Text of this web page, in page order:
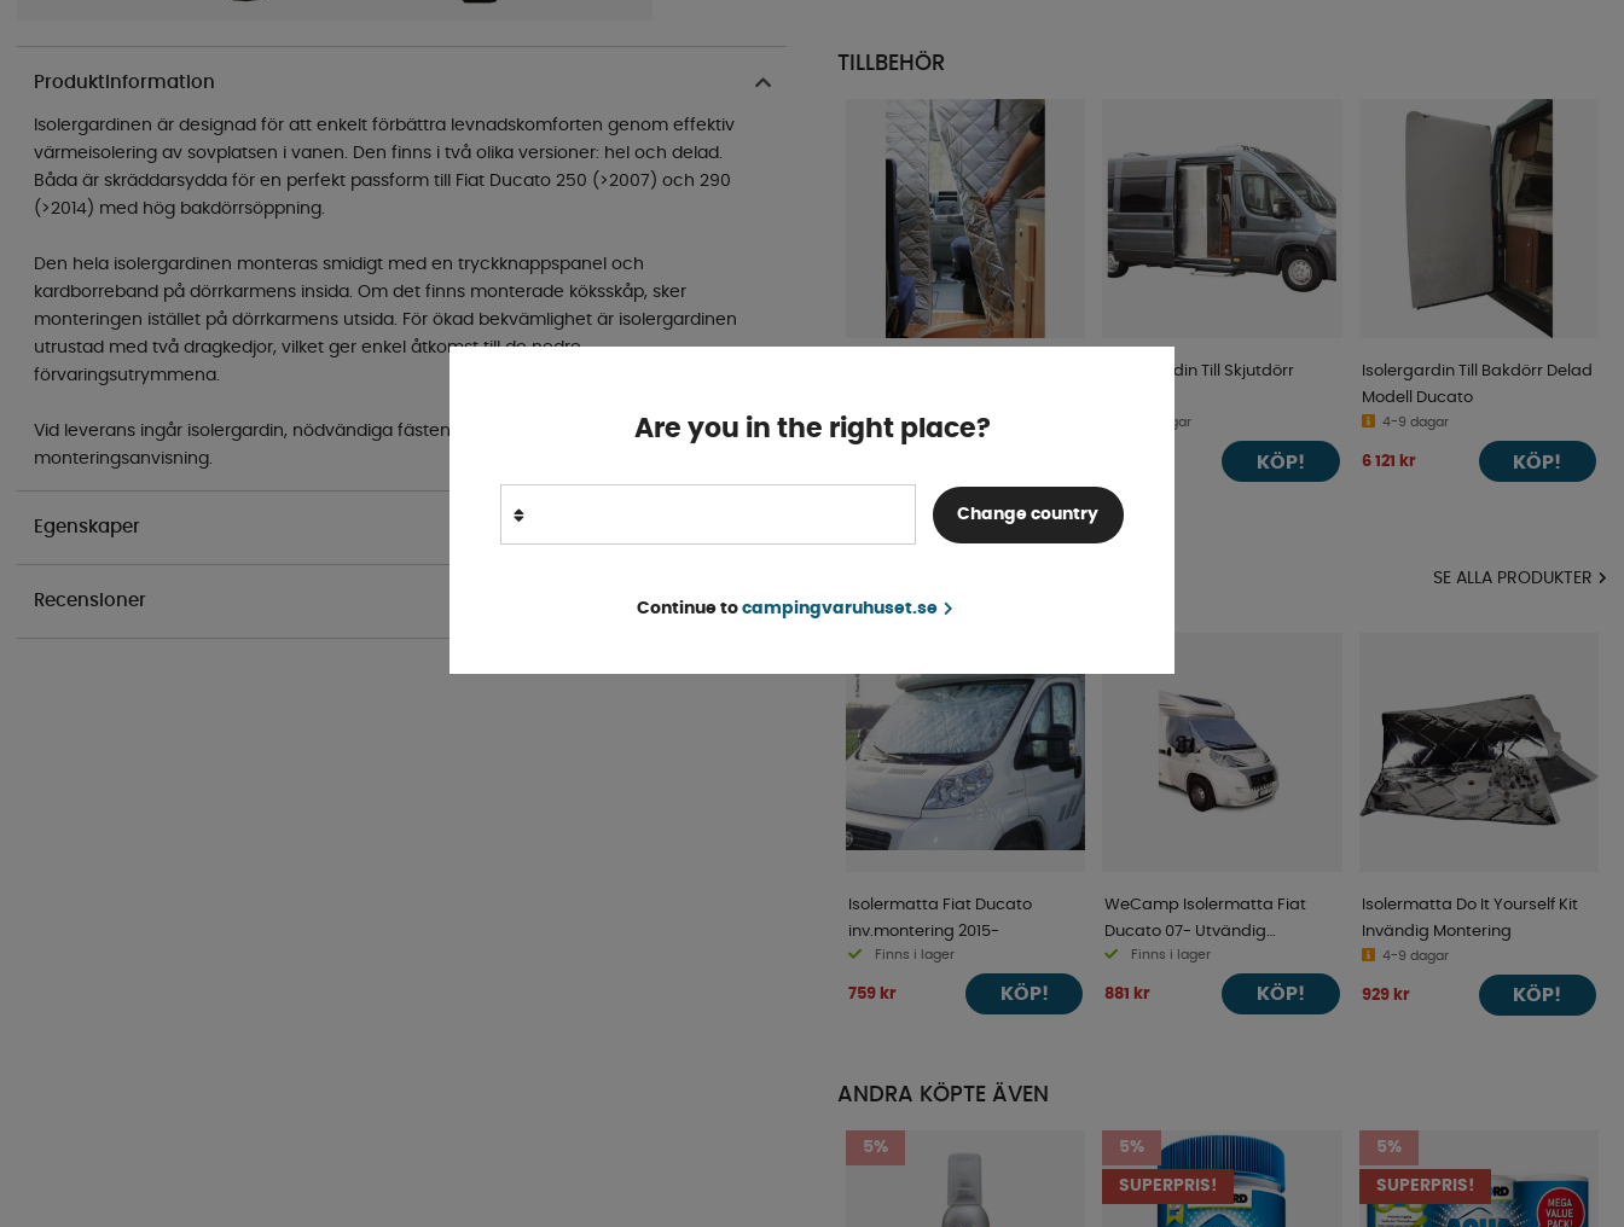
Produktinformation
Isolergardinen är designad för att enkelt förbättra levnadskomforten genom effektiv
värmeisolering av sovplatsen i vanen. Den finns i två olika versioner: hel och delad.
Båda är skräddarsydda för en perfekt passform till Fiat Ducato 250 (>2007) och 290
(>2014) med hög bakdörrsöppning.
Den hela isolergardinen monteras smidigt med en tryckknappspanel och
kardborreband på dörrkarmens insida. Om det finns monterade köksskåp, sker
monteringen istället på dörrkarmens utsida. För ökad bekvämlighet är isolergardinen
utrustad med två dragkedjor, vilket ger enkel åtkomst till de nedre
förvaringsutrymmena.
Vid leverans ingår isolergardin, nödvändiga fästen samt en utförlig
monteringsanvisning.
Egenskaper
Recensioner
TILLBEHÖR
4-9 dagar
Isolergardin Till Skjutdörr
4-9 dagar
KÖP!
Isolergardin Till Bakdörr Delad
Modell Ducato
4-9 dagar
6 121 kr KÖP!
KATEGORI
SE ALLA PRODUKTER
Isolermatta Fiat Ducato
inv.montering 2015-
Finns i lager
759 kr KÖP!
WeCamp Isolermatta Fiat
Ducato 07- Utvändig
Montering
Finns i lager
881 kr KÖP!
Isolermatta Do It Yourself Kit
Invändig Montering
4-9 dagar
929 kr KÖP!
ANDRA KÖPTE ÄVEN
5% 5%
SUPERPRIS!
5%
SUPERPRIS!
Are you in the right place?
Change country
Continue to campingvaruhuset.se